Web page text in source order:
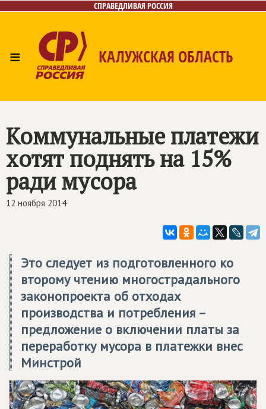
СПРАВЕДЛИВАЯ РОССИЯ
≡ КАЛУЖСКАЯ ОБЛАСТЬ
Коммунальные платежи
хотят поднять на 15%
ради мусора
12 ноября 2014
Это следует из подготовленного ко
второму чтению многострадального
законопроекта об отходах
производства и потребления –
предложение о включении платы за
переработку мусора в платежки внес
Минстрой